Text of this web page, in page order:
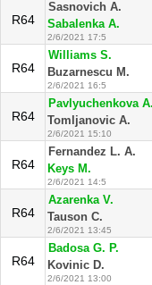
R64
Sasnovich A.
Sabalenka A.
2/6/2021 17:5
R64
Williams S.
Buzarnescu M.
2/6/2021 16:5
R64
Pavlyuchenkova A.
Tomljanovic A.
2/6/2021 15:10
R64
Fernandez L. A.
Keys M.
2/6/2021 14:5
R64
Azarenka V.
Tauson C.
2/6/2021 13:45
R64
Badosa G. P.
Kovinic D.
2/6/2021 13:00